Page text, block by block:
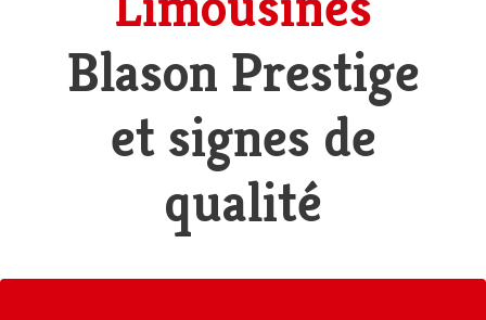
Blason Prestige
et signes de
qualité